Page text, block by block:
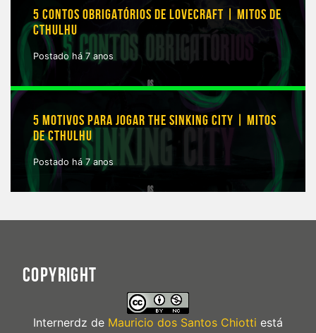
5 CONTOS OBRIGATÓRIOS DE LOVECRAFT | MITOS DE
CTHULHU
Postado há 7 anos
5 MOTIVOS PARA JOGAR THE SINKING CITY | MITOS
DE CTHULHU
Postado há 7 anos
COPYRIGHT
Internerdz de Mauricio dos Santos Chiotti está